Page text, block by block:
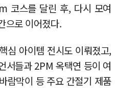
코스를 달린 후, 다시 모여
으로 이어졌다.
심 아이템 전시도 이뤄졌고,
서들과 2PM 옥택연 등이 여
람막이 등 주요 간절기 제품